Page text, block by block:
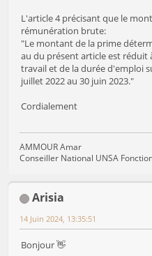
L'article 4 précisant que le
rémunération brute:
"Le montant de la prime
au du présent article est
travail et de la durée d'emploi
juillet 2022 au 30 juin 2023."
Cordialement
AMMOUR Amar
Conseiller National UNSA
Arisia
14 Juin 2024, 13:35:51
Bonjour 👋